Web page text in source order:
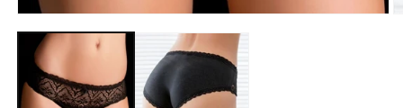
contenuti
multimediali
finestra
modale